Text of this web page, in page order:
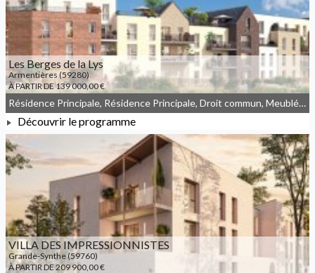
Les Berges de la Lys
Armentières (59280)
À PARTIR DE 139 000,00 €
À PARTIR DE 139 000,00 €
Résidence Principale, Résidence Principale, Droit commun, Meublé non géré, JEANBRUN, LLI, LLI_JEANBRUN
Découvrir le programme
VILLA DES IMPRESSIONNISTES
Grande-Synthe (59760)
À PARTIR DE 209 900,00 €